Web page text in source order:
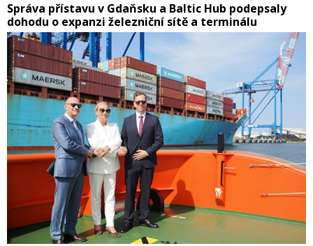
​Správa přístavu v Gdaňsku a Baltic Hub podepsaly
dohodu o expanzi železniční sítě a terminálu